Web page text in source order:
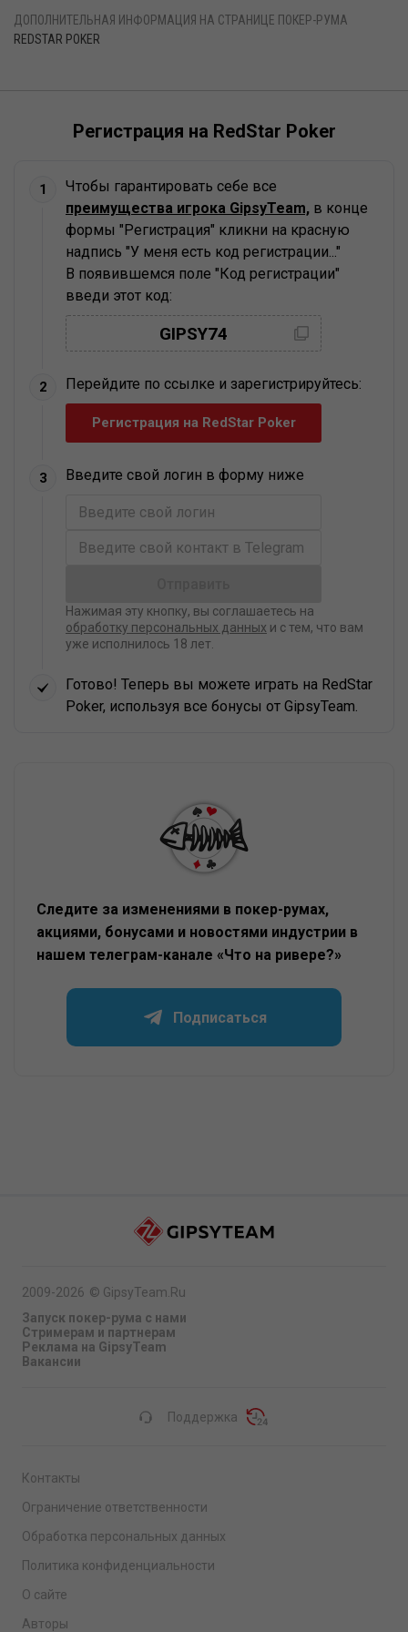
ДОПОЛНИТЕЛЬНАЯ ИНФОРМАЦИЯ НА СТРАНИЦЕ ПОКЕР-РУМА
REDSTAR POKER
Регистрация на RedStar Poker
1
Чтобы гарантировать себе все
преимущества игрока GipsyTeam, в конце
формы "Регистрация" кликни на красную
надпись "У меня есть код регистрации..."
В появившемся поле "Код регистрации"
введи этот код:
GIPSY74
Скопировано
2 Перейдите по ссылке и зарегистрируйтесь:
Регистрация на RedStar Poker
3 Введите свой логин в форму ниже
Нажимая эту кнопку, вы соглашаетесь на
обработку персональных данных и с тем, что вам
уже исполнилось 18 лет.
Готово! Теперь вы можете играть на RedStar
Poker, используя все бонусы от GipsyTeam.
Следите за изменениями в покер-румах,
акциями, бонусами и новостями индустрии в
нашем телеграм-канале «Что на ривере?»
Подписаться
Поддержка
2009-2026 © GipsyTeam.Ru
Запуск покер-рума с нами
Стримерам и партнерам
Реклама на GipsyTeam
Вакансии
Контакты
Ограничение ответственности
Обработка персональных данных
Политика конфиденциальности
О сайте
Авторы